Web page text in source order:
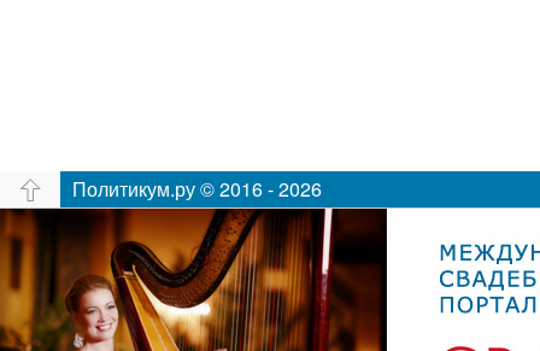
Политикум.ру © 2016 - 2026